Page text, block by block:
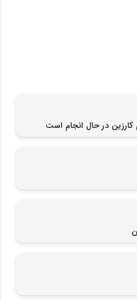
در حال انجام است